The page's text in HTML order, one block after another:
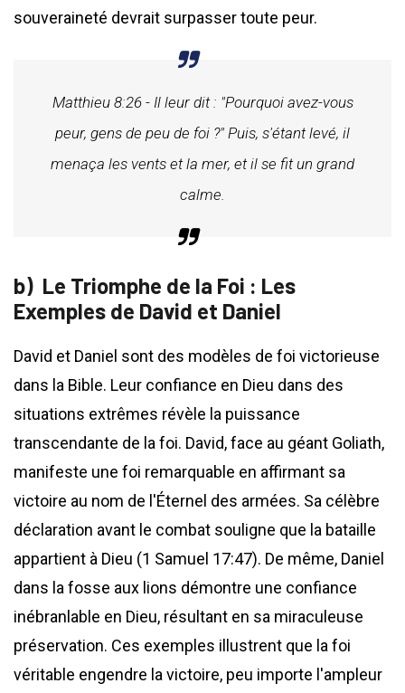
souveraineté devrait surpasser toute peur.
Matthieu 8:26 - Il leur dit : "Pourquoi avez-vous
peur, gens de peu de foi ?" Puis, s'étant levé, il
menaça les vents et la mer, et il se fit un grand
calme.
Le Triomphe de la Foi : Les
Exemples de David et Daniel
David et Daniel sont des modèles de foi victorieuse
dans la Bible. Leur confiance en Dieu dans des
situations extrêmes révèle la puissance
transcendante de la foi. David, face au géant Goliath,
manifeste une foi remarquable en affirmant sa
victoire au nom de l'Éternel des armées. Sa célèbre
déclaration avant le combat souligne que la bataille
appartient à Dieu (1 Samuel 17:47). De même, Daniel
dans la fosse aux lions démontre une confiance
inébranlable en Dieu, résultant en sa miraculeuse
préservation. Ces exemples illustrent que la foi
véritable engendre la victoire, peu importe l'ampleur